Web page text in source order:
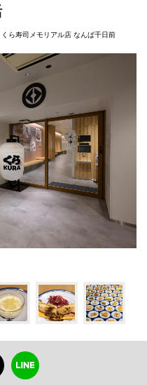
くら寿司メモリアル店 なんば千日前